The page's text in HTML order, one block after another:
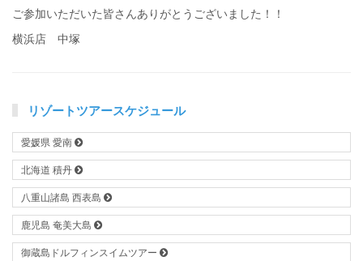
ご参加いただいた皆さんありがとうございました！！
横浜店 中塚
リゾートツアースケジュール
愛媛県 愛南
北海道 積丹
八重山諸島 西表島
鹿児島 奄美大島
御蔵島ドルフィンスイムツアー